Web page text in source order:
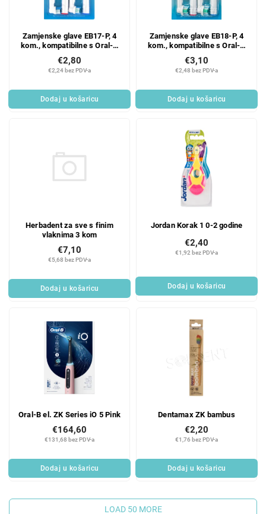
Zamjenske glave EB17-P, 4
kom., kompatibilne s Oral-B
Genius, Oral-B SmartSeries,
Oral-B PRO i Oral-B Vitality
€2,24 bez PDV-a
€2,80
Dodaj u košaricu
Zamjenske glave EB18-P, 4
kom., kompatibilne s Oral-B
Genius, Oral-B SmartSeries,
Oral-B PRO i Oral-B Vitality
€2,48 bez PDV-a
€3,10
Dodaj u košaricu
Herbadent za sve s finim
vlaknima 3 kom
€5,68 bez PDV-a
€7,10
Dodaj u košaricu
Jordan Korak 1 0-2 godine
€1,92 bez PDV-a
€2,40
Dodaj u košaricu
Oral-B el. ZK Series iO 5 Pink
€131,68 bez PDV-a
€164,60
Dodaj u košaricu
Dentamax ZK bambus
€1,76 bez PDV-a
€2,20
Dodaj u košaricu
LOAD 50 MORE